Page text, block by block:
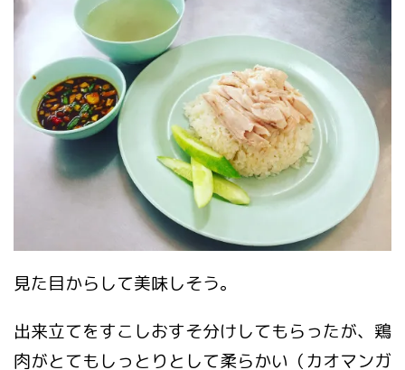
見た目からして美味しそう。
出来立てをすこしおすそ分けしてもらったが、鶏
肉がとてもしっとりとして柔らかい（カオマンガ